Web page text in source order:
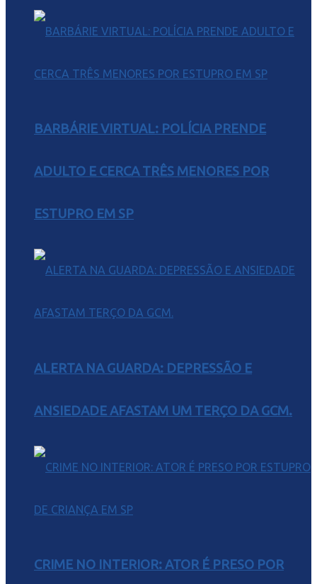
BARBÁRIE VIRTUAL: POLÍCIA PRENDE
ADULTO E CERCA TRÊS MENORES POR
ESTUPRO EM SP
ALERTA NA GUARDA: DEPRESSÃO E
ANSIEDADE AFASTAM UM TERÇO DA GCM.
CRIME NO INTERIOR: ATOR É PRESO POR